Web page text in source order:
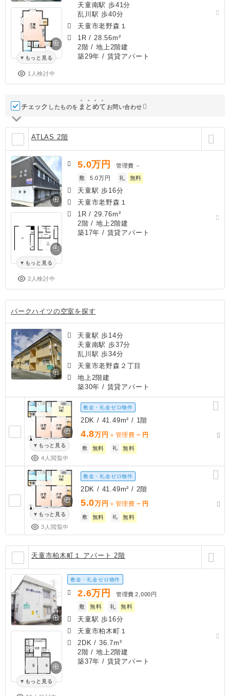
もっと見る
1人検討中
天童南駅 歩41分
乱川駅 歩40分
天童市老野森１
1R / 28.56m²
2階 / 地上2階建
築29年 / 賃貸アパート
チェック したものを ま と めて お問い合わせ
ATLAS 2階
もっと見る
2人検討中
5.0万円 管理費 －
敷
5.0万円 礼 無料
天童駅 歩16分
天童市老野森１
1R / 29.76m²
2階 / 地上2階建
築17年 / 賃貸アパート
パークハイツの空室を探す
天童駅 歩14分
天童南駅 歩37分
乱川駅 歩34分
天童市老野森２丁目
地上2階建
築30年 / 賃貸アパート
もっと見る
4人閲覧中
敷金・礼金ゼロ物件
2DK / 41.49m² / 1階
4.8万円 ＋管理費 － 円
敷 無料 礼 無料
もっと見る
3人閲覧中
敷金・礼金ゼロ物件
2DK / 41.49m² / 2階
5.0万円 ＋管理費 － 円
敷 無料 礼 無料
天童市柏木町１ アパート 2階
もっと見る
敷金・礼金ゼロ物件
2.6万円 管理費 2,000円
敷
無料 礼 無料
天童駅 歩16分
天童市柏木町１
2DK / 36.7m²
2階 / 地上2階建
築37年 / 賃貸アパート